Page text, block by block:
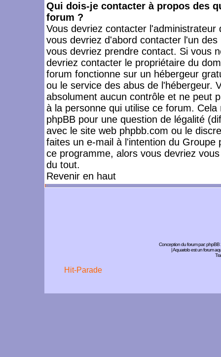
Qui dois-je contacter à propos des
forum ?
Vous devriez contacter
vous devriez d'abord contacter l'un
vous devriez prendre contact. Si vous
devriez contacter le propriétaire du
forum fonctionne sur un hébergeur
ou le service des abus de l'hébergeur.
absolument aucun contrôle et ne peut
à la personne qui utilise ce forum.
phpBB pour une question de légalité
avec le site web phpbb.com ou le
faites un e-mail à l'intention du
ce programme, alors vous devriez
du tout.
Revenir en haut
Conception du forum par:phpBB
| Aquariolo est un forum